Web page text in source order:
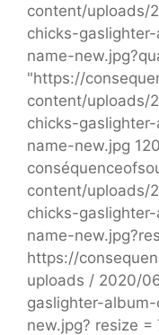
content/uploads/
chicks-
name-
"https://
content/uploads/
chicks-
name-new.jpg
content/uploads/
chicks-
name-
https://
uploads / 2020/
gaslighter-
new.jpg? resize